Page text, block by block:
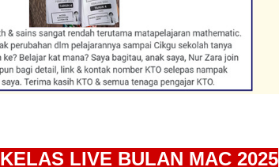
KELAS LIVE BULAN MAC 2025